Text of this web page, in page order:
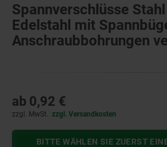
Spannverschlüsse
Edelstahl mit
Anschraubbohrungen
ab 0,92 €
zzgl. MwSt. zzgl. Versandkosten
BITTE WÄHLEN SIE ZUERST